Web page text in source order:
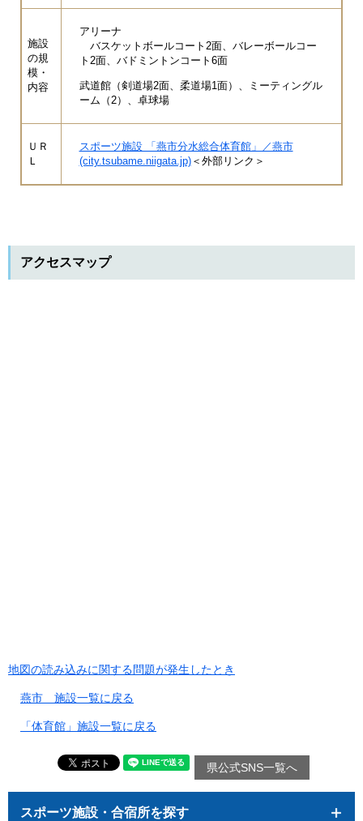
施設
の規
模・
内容
アリーナ
バスケットボールコート2面、バレーボールコー
ト2面、バドミントンコート6面
武道館（剣道場2面、柔道場1面）、ミーティングル
ーム（2）、卓球場
ＵＲ
Ｌ
スポーツ施設 「燕市分水総合体育館」／燕市
(city.tsubame.niigata.jp)＜外部リンク＞
アクセスマップ
地図の読み込みに関する問題が発生したとき
燕市 施設一覧に戻る
「体育館」施設一覧に戻る
県公式SNS一覧へ
スポーツ施設・合宿所を探す